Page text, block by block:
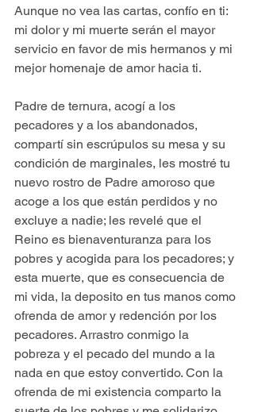
Aunque no vea las cartas, confío en ti:
mi dolor y mi muerte serán el mayor
servicio en favor de mis hermanos y mi
mejor homenaje de amor hacia ti.
Padre de ternura, acogí a los
pecadores y a los abandonados,
compartí sin escrúpulos su mesa y su
condición de marginales, les mostré tu
nuevo rostro de Padre amoroso que
acoge a los que están perdidos y no
excluye a nadie; les revelé que el
Reino es bienaventuranza para los
pobres y acogida para los pecadores; y
esta muerte, que es consecuencia de
mi vida, la deposito en tus manos como
ofrenda de amor y redención por los
pecadores. Arrastro conmigo la
pobreza y el pecado del mundo a la
nada en que estoy convertido. Con la
ofrenda de mi existencia comparto la